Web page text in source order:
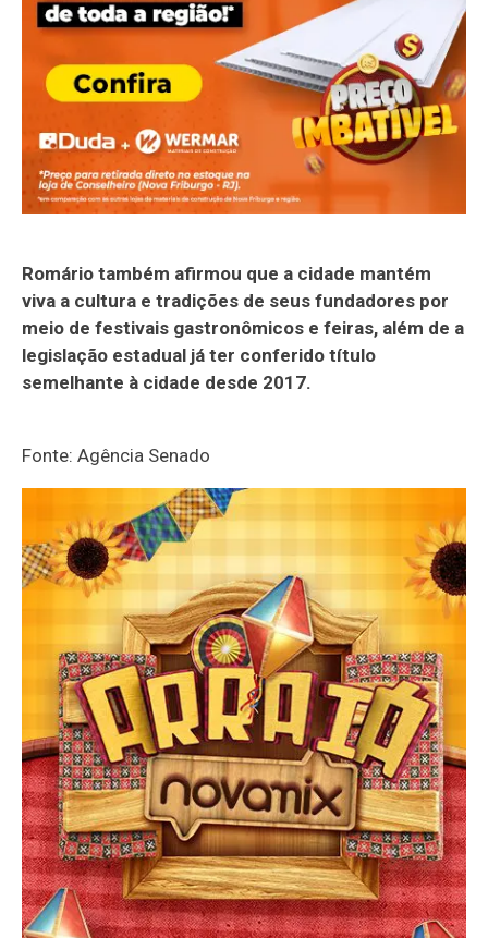
Romário também afirmou que a cidade mantém
viva a cultura e tradições de seus fundadores por
meio de festivais gastronômicos e feiras, além de a
legislação estadual já ter conferido título
semelhante à cidade desde 2017.
Fonte: Agência Senado